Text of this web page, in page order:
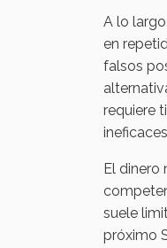
A lo
en
falsos
requiere
El dinero
suele
próximo